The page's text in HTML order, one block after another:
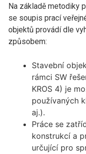
Na základě metodiky
se soupis prací
objektů provádí dle
způsobem:
Stavební
rámci SW
KROS 4) je
používaných
aj.).
Práce se
konstrukcí a
určující pro